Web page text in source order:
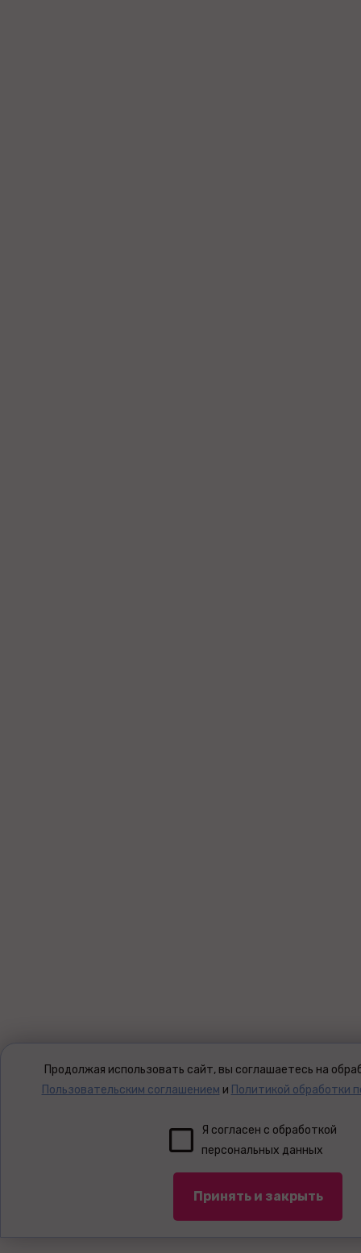
Продолжая использовать сайт, вы соглашаетесь на
Пользовательским соглашением и Политикой обработки
Я согласен с обработкой
персональных данных
Принять и закрыть